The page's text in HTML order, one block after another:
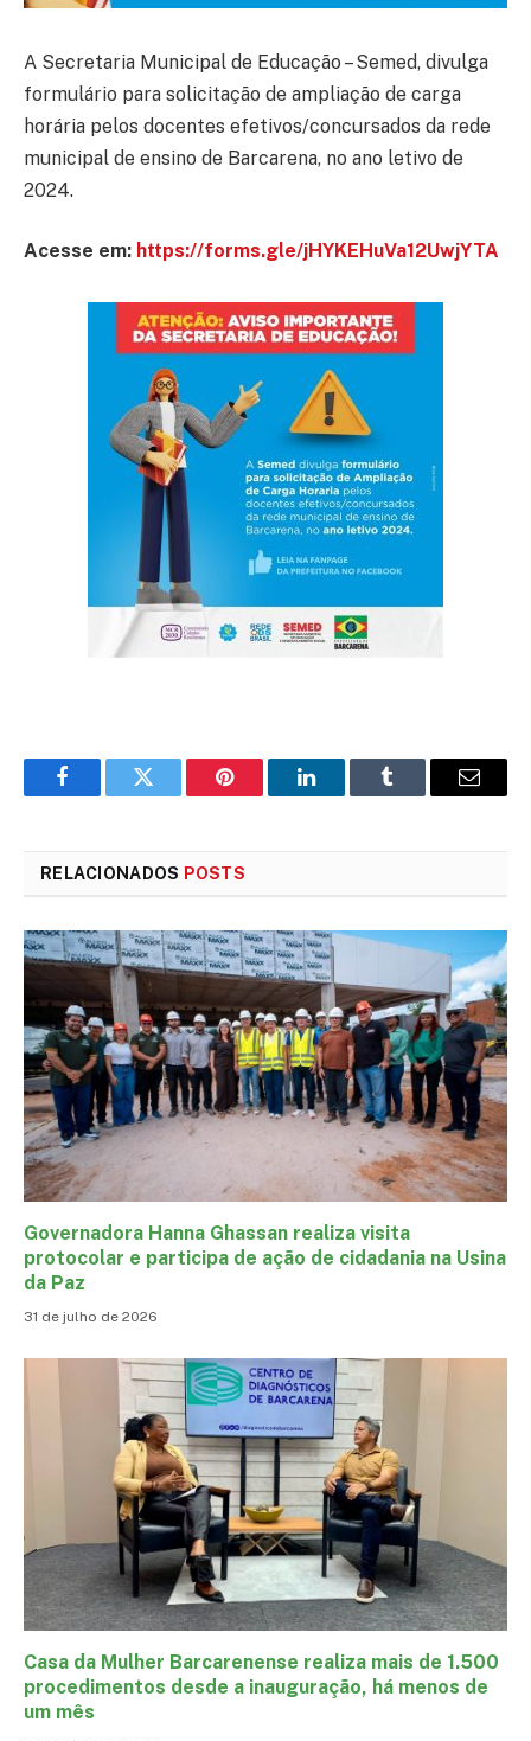
A Secretaria Municipal de Educação – Semed, divulga
formulário para solicitação de ampliação de carga
horária pelos docentes efetivos/concursados da rede
municipal de ensino de Barcarena, no ano letivo de
2024.
Acesse em: https://forms.gle/jHYKEHuVa12UwjYTA
FacebookTwitter Pinterest LinkedInTumblr
E-
RELACIONADOS POSTS
Governadora Hanna Ghassan realiza visita
protocolar e participa de ação de cidadania na Usina
da Paz
31 de julho de 2026
Casa da Mulher Barcarenense realiza mais de 1.500
procedimentos desde a inauguração, há menos de
um mês